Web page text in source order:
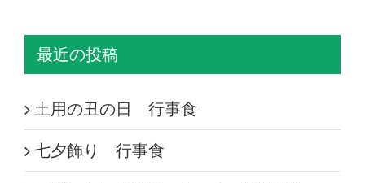
最近の投稿
土用の丑の日 行事食
七夕飾り 行事食